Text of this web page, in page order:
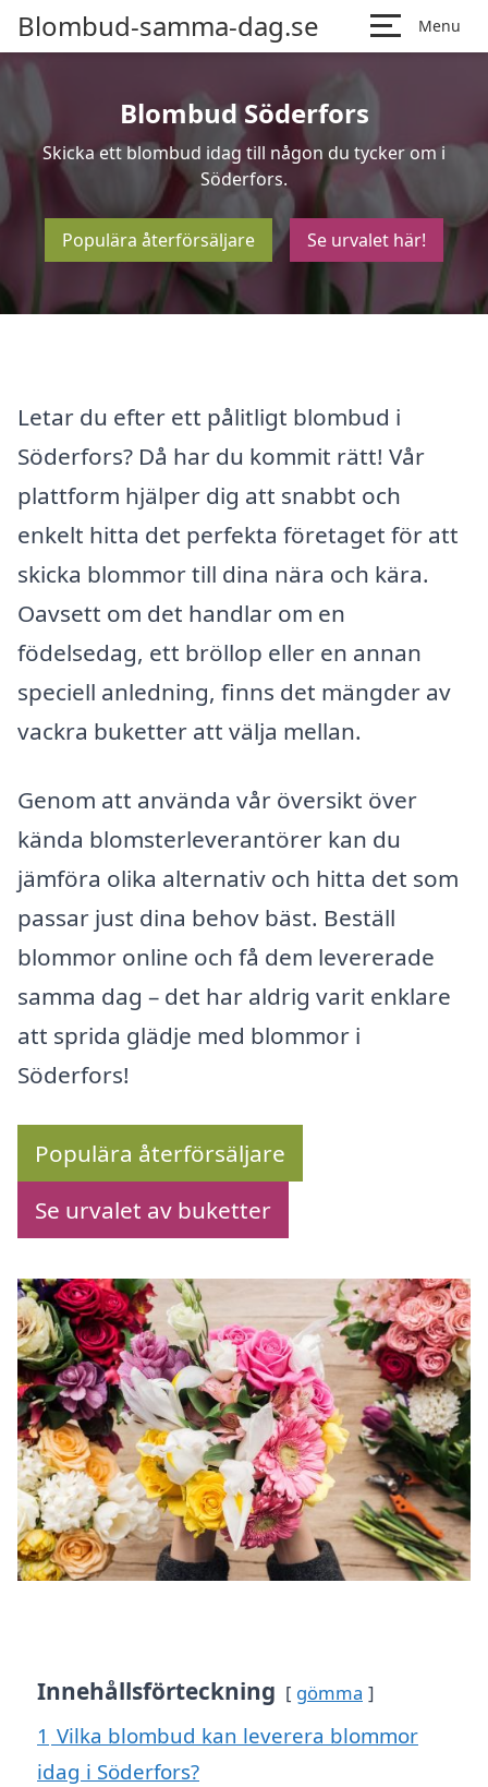
Blombud-samma-dag.se Menu
Blombud Söderfors
Skicka ett blombud idag till någon du tycker om i
Söderfors.
Populära återförsäljare Se urvalet här!
Letar du efter ett pålitligt blombud i
Söderfors? Då har du kommit rätt! Vår
plattform hjälper dig att snabbt och
enkelt hitta det perfekta företaget för att
skicka blommor till dina nära och kära.
Oavsett om det handlar om en
födelsedag, ett bröllop eller en annan
speciell anledning, finns det mängder av
vackra buketter att välja mellan.
Genom att använda vår översikt över
kända blomsterleverantörer kan du
jämföra olika alternativ och hitta det som
passar just dina behov bäst. Beställ
blommor online och få dem levererade
samma dag – det har aldrig varit enklare
att sprida glädje med blommor i
Söderfors!
Populära återförsäljare
Se urvalet av buketter
Innehållsförteckning gömma
1 Vilka blombud kan leverera blommor
idag i Söderfors?